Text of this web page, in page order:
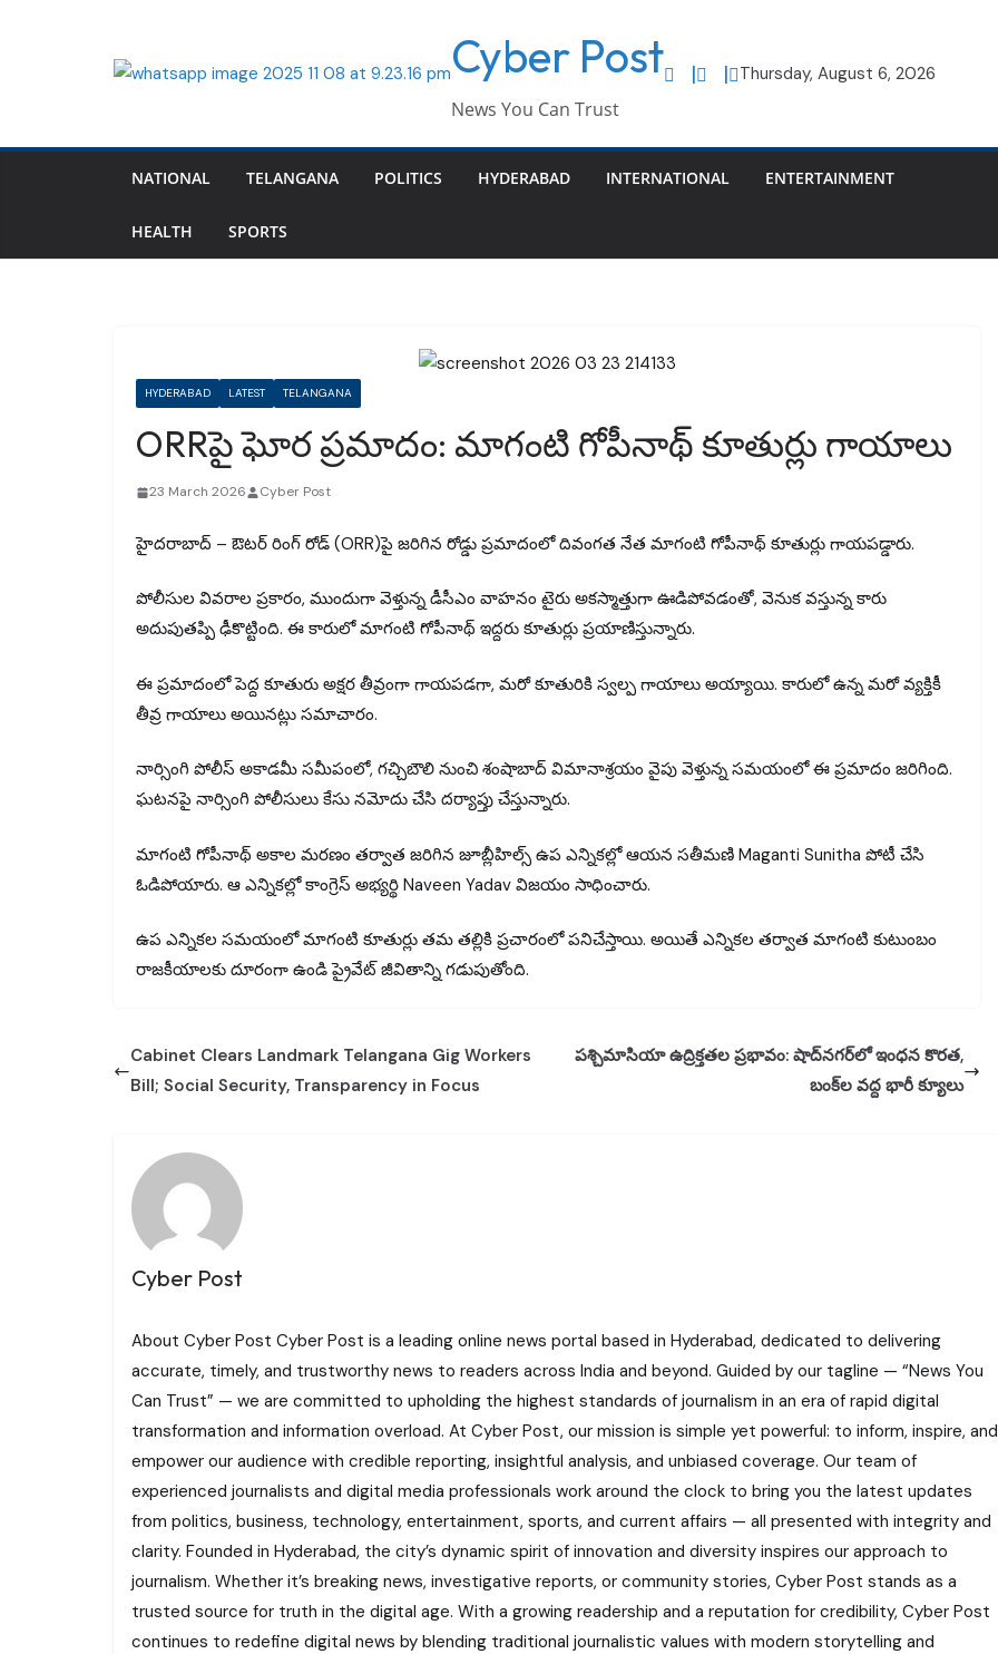
Cyber Post
News You Can Trust
Thursday, August 6, 2026
NATIONAL TELANGANA POLITICS HYDERABAD INTERNATIONAL ENTERTAINMENT
HEALTH SPORTS
HYDERABAD LATEST TELANGANA
ORRపై ఘోర ప్రమాదం: మాగంటి గోపీనాథ్ కూతుర్లు గాయాలు
23 March 2026 Cyber Post
హైదరాబాద్ – ఔటర్ రింగ్ రోడ్ (ORR)పై జరిగిన రోడ్డు ప్రమాదంలో దివంగత నేత మాగంటి గోపీనాథ్ కూతుర్లు గాయపడ్డారు.
పోలీసుల వివరాల ప్రకారం, ముందుగా వెళ్తున్న డీసీఎం వాహనం టైరు అకస్మాత్తుగా ఊడిపోవడంతో, వెనుక వస్తున్న కారు
అదుపుతప్పి ఢీకొట్టింది. ఈ కారులో మాగంటి గోపీనాథ్ ఇద్దరు కూతుర్లు ప్రయాణిస్తున్నారు.
ఈ ప్రమాదంలో పెద్ద కూతురు అక్షర తీవ్రంగా గాయపడగా, మరో కూతురికి స్వల్ప గాయాలు అయ్యాయి. కారులో ఉన్న మరో వ్యక్తికీ
తీవ్ర గాయాలు అయినట్లు సమాచారం.
నార్సింగి పోలీస్ అకాడమీ సమీపంలో, గచ్చిబౌలి నుంచి శంషాబాద్ విమానాశ్రయం వైపు వెళ్తున్న సమయంలో ఈ ప్రమాదం జరిగింది.
ఘటనపై నార్సింగి పోలీసులు కేసు నమోదు చేసి దర్యాప్తు చేస్తున్నారు.
మాగంటి గోపీనాథ్ అకాల మరణం తర్వాత జరిగిన జూబ్లీహిల్స్ ఉప ఎన్నికల్లో ఆయన సతీమణి Maganti Sunitha పోటీ చేసి
ఓడిపోయారు. ఆ ఎన్నికల్లో కాంగ్రెస్ అభ్యర్థి Naveen Yadav విజయం సాధించారు.
ఉప ఎన్నికల సమయంలో మాగంటి కూతుర్లు తమ తల్లికి ప్రచారంలో పనిచేస్తాయి. అయితే ఎన్నికల తర్వాత మాగంటి కుటుంబం
రాజకీయాలకు దూరంగా ఉండి ప్రైవేట్ జీవితాన్ని గడుపుతోంది.
Cabinet Clears Landmark Telangana Gig Workers
Bill; Social Security, Transparency in Focus
పశ్చిమాసియా ఉద్రిక్తతల ప్రభావం: షాద్‌నగర్‌లో ఇంధన కొరత,
బంక్‌ల వద్ద భారీ క్యూలు
Cyber Post
About Cyber Post Cyber Post is a leading online news portal based in Hyderabad, dedicated to delivering
accurate, timely, and trustworthy news to readers across India and beyond. Guided by our tagline — “News You
Can Trust” — we are committed to upholding the highest standards of journalism in an era of rapid digital
transformation and information overload. At Cyber Post, our mission is simple yet powerful: to inform, inspire, and
empower our audience with credible reporting, insightful analysis, and unbiased coverage. Our team of
experienced journalists and digital media professionals work around the clock to bring you the latest updates
from politics, business, technology, entertainment, sports, and current affairs — all presented with integrity and
clarity. Founded in Hyderabad, the city’s dynamic spirit of innovation and diversity inspires our approach to
journalism. Whether it’s breaking news, investigative reports, or community stories, Cyber Post stands as a
trusted source for truth in the digital age. With a growing readership and a reputation for credibility, Cyber Post
continues to redefine digital news by blending traditional journalistic values with modern storytelling and